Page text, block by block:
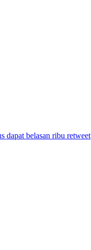
dapat belasan ribu retweet